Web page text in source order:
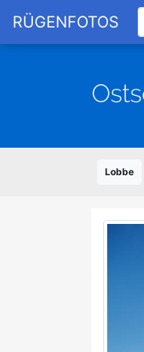
RÜGENFOTOS
Lobbe